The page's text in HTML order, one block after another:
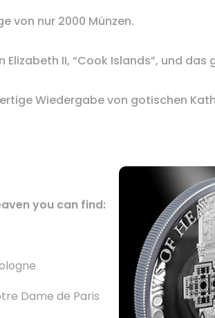
von nur 2000 Münzen.
Elizabeth II, “Cook Islands”, und das
Wiedergabe von gotischen
you can find:
Dame de Paris